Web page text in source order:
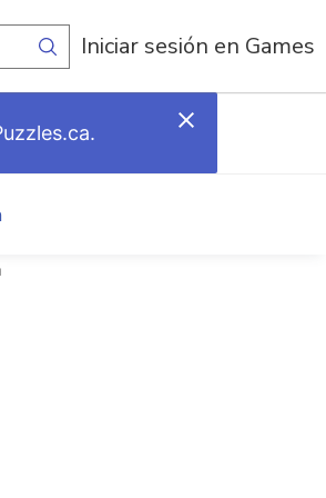
Iniciar sesión en Games